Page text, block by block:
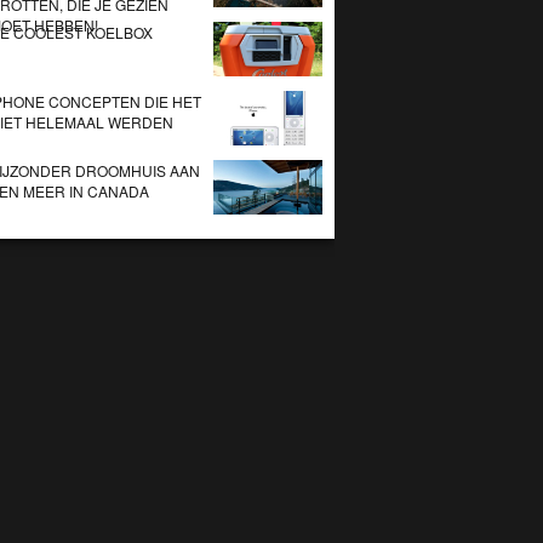
DIE JE GEZIEN
HEBBEN!
COOLEST KOELBOX
CONCEPTEN DIE HET
HELEMAAL WERDEN
DROOMHUIS AAN
MEER IN CANADA